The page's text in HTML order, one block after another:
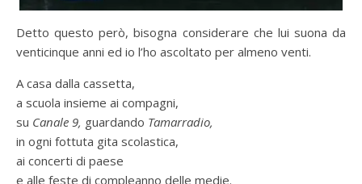
Detto questo però, bisogna considerare che lui suona da
venticinque anni ed io l’ho ascoltato per almeno venti.
A casa dalla cassetta,
a scuola insieme ai compagni,
su Canale 9, guardando Tamarradio,
in ogni fottuta gita scolastica,
ai concerti di paese
e alle feste di compleanno delle medie.